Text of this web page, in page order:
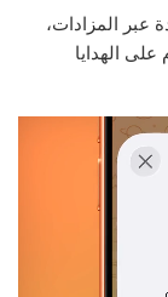
عبر المزادات،
الهدايا